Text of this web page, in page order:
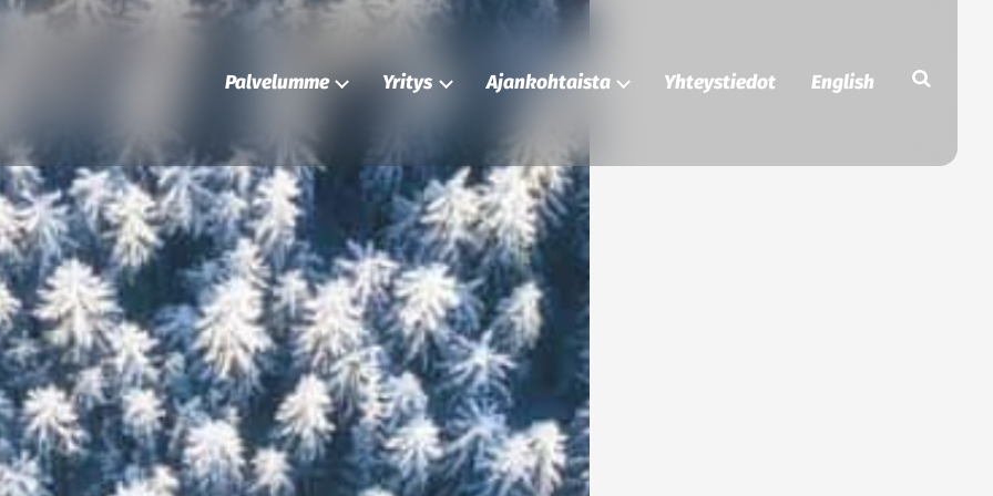
Palvelumme
Yritys Ajankohtaista Yhteystiedot English Etsi